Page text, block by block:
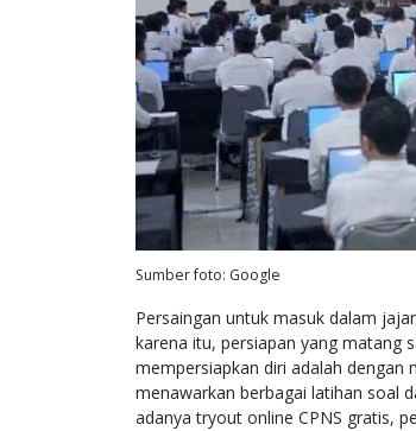
Sumber foto: Google
Persaingan untuk masuk dalam
karena itu, persiapan yang matang
mempersiapkan diri adalah dengan
menawarkan berbagai latihan soal
adanya tryout online CPNS gratis,